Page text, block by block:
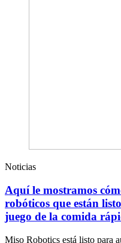
Noticias
Aquí le mostramos
robóticos que están
juego de la comida
Miso Robotics está listo para